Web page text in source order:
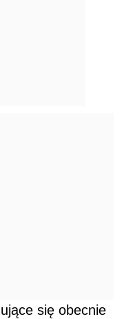
się obecnie